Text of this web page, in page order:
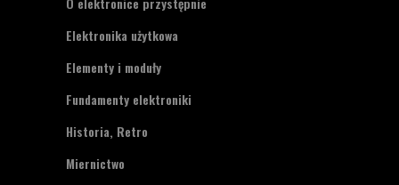
Elektronika użytkowa
Elementy i moduły
Fundamenty elektroniki
Historia, Retro
Miernictwo